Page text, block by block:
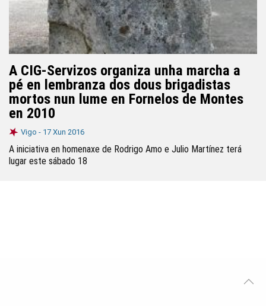
A CIG-Servizos organiza unha marcha a
pé en lembranza dos dous brigadistas
mortos nun lume en Fornelos de Montes
en 2010
Vigo - 17 Xun 2016
A iniciativa en homenaxe de Rodrigo Amo e Julio Martínez terá
lugar este sábado 18